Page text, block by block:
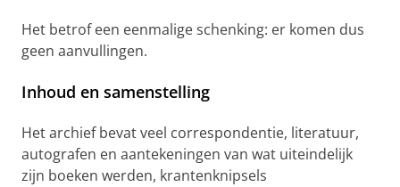
Het betrof een eenmalige schenking: er komen dus
geen aanvullingen.
Inhoud en samenstelling
Het archief bevat veel correspondentie, literatuur,
autografen en aantekeningen van wat uiteindelijk
zijn boeken werden, krantenknipsels